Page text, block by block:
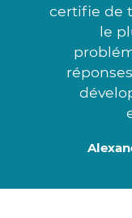
certifie de
le